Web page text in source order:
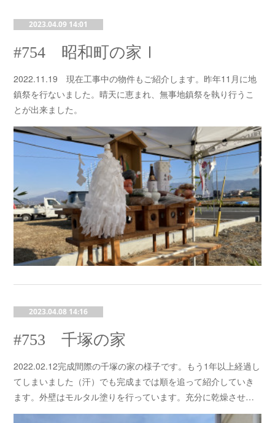
2023.04.09 14:01
#754 昭和町の家Ⅰ
2022.11.19 現在工事中の物件もご紹介します。昨年11月に地
鎮祭を行ないました。晴天に恵まれ、無事地鎮祭を執り行うこ
とが出来ました。
2023.04.08 14:16
#753 千塚の家
2022.02.12完成間際の千塚の家の様子です。もう1年以上経過し
てしまいました（汗）でも完成までは順を追って紹介していき
ます。外壁はモルタル塗りを行っています。充分に乾燥させ…